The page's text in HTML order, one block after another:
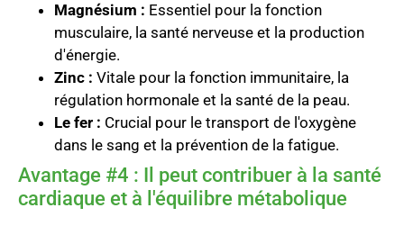
Magnésium : Essentiel pour la fonction
musculaire, la santé nerveuse et la production
d'énergie.
Zinc : Vitale pour la fonction immunitaire, la
régulation hormonale et la santé de la peau.
Le fer : Crucial pour le transport de l'oxygène
dans le sang et la prévention de la fatigue.
Avantage #4 : Il peut contribuer à la santé
cardiaque et à l'équilibre métabolique